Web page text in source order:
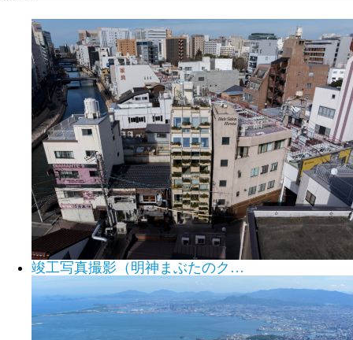
竣工写真撮影（明神まぶたのク…